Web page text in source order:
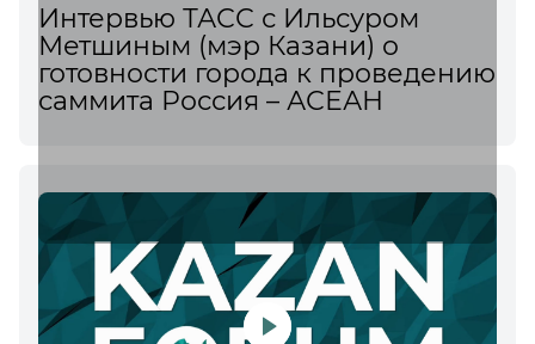
Интервью ТАСС с Ильсуром
Метшиным (мэр Казани) о
готовности города к проведению
саммита Россия – АСЕАН